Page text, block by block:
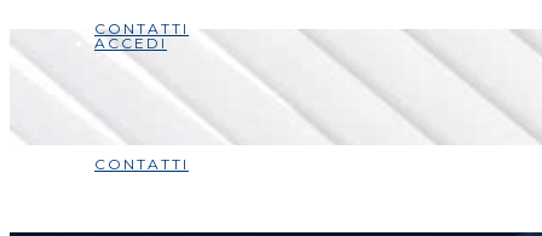
CONTATTI
ACCEDI
CONTATTI